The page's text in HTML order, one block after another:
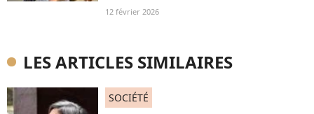
12 février 2026
LES ARTICLES SIMILAIRES
SOCIÉTÉ